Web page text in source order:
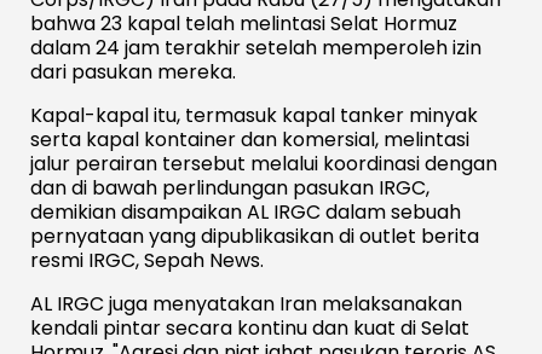
bahwa 23 kapal telah melintasi Selat Hormuz
dalam 24 jam terakhir setelah memperoleh izin
dari pasukan mereka.
Kapal-kapal itu, termasuk kapal tanker minyak
serta kapal kontainer dan komersial, melintasi
jalur perairan tersebut melalui koordinasi dengan
dan di bawah perlindungan pasukan IRGC,
demikian disampaikan AL IRGC dalam sebuah
pernyataan yang dipublikasikan di outlet berita
resmi IRGC, Sepah News.
AL IRGC juga menyatakan Iran melaksanakan
kendali pintar secara kontinu dan kuat di Selat